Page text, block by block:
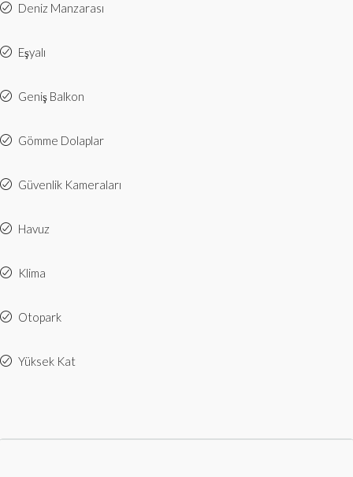
Deniz Manzarası
Eşyalı
Geniş Balkon
Gömme Dolaplar
Güvenlik Kameraları
Havuz
Klima
Otopark
Yüksek Kat